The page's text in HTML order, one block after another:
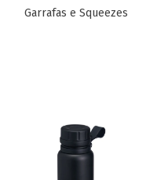
Garrafas e Squeezes